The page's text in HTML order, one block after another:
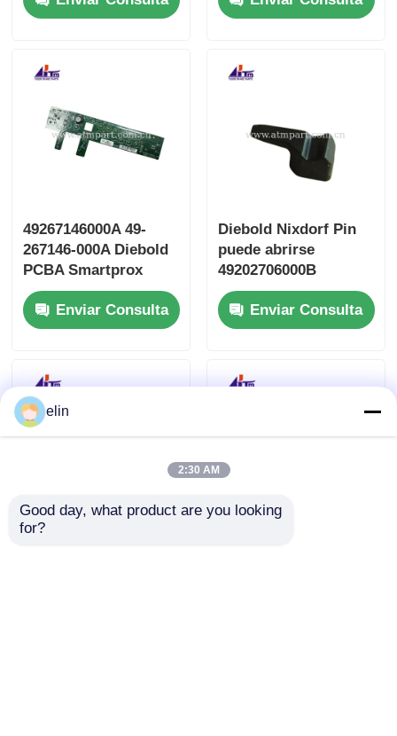
Diebold Stacker
49267146000A 49-
267146-000A Diebold
PCBA Smartprox
Teclado 2.0
Enviar Consulta
Diebold Nixdorf Pin
puede abrirse
49202706000B
49202706000D
49202706000E
Enviar Consulta
elin
2:30 AM
Good day, what product are you looking
for?